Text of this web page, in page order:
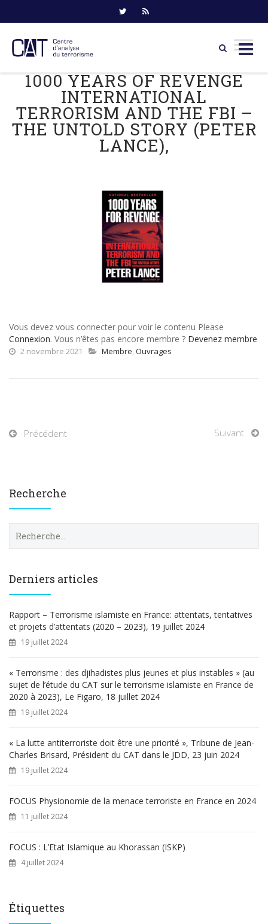
1000 YEARS OF REVENGE
INTERNATIONAL
TERRORISM AND THE FBI –
THE UNTOLD STORY (PETER
LANCE),
Vous devez vous connecter pour voir le contenu Please
Connexion. Vous n’êtes pas encore membre ? Devenez membre
2 novembre 2021 Membre, Ouvrages
Précédent Suivant
Recherche
e
h
e
r
Derniers articles
Rapport – Terrorisme islamiste en France: attentats, tentatives
et projets d’attentats (2020 – 2023), 19 juillet 2024
19 juillet 2024
« Terrorisme : des djihadistes plus jeunes et plus instables » (au
sujet de l’étude du CAT sur le terrorisme islamiste en France de
2020 à 2023), Le Figaro, 18 juillet 2024
19 juillet 2024
« La lutte antiterroriste doit être une priorité », Tribune de Jean-
Charles Brisard, Président du CAT dans le JDD, 23 juin 2024
19 juillet 2024
FOCUS Physionomie de la menace terroriste en France en 2024
11 juillet 2024
FOCUS : L’Etat Islamique au Khorassan (ISKP)
4 juillet 2024
Étiquettes